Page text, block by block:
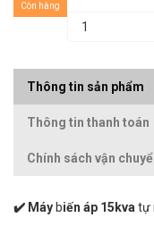
Còn hàng
Thông tin sản phẩm
Thông tin thanh toán
Chính sách vận
✔️ Máy biến áp 15kva tự